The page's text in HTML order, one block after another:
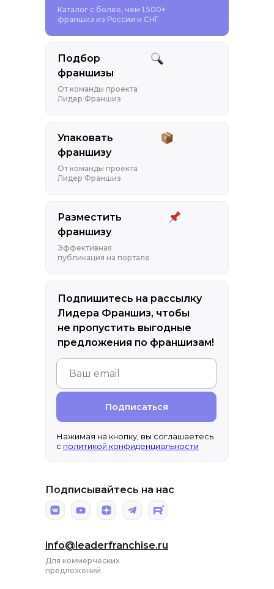
Каталог с более, чем 1.500+
франшиз из России и СНГ
Подбор
франшизы
От команды проекта
Лидер Франшиз
Разместить
франшизу
Подпишитесь на рассылку
Лидера Франшиз, чтобы
не пропустить выгодные
предложения по франшизам!
Эффективная
публикация на портале
Упаковать
франшизу
От команды проекта
Лидер Франшиз
Подписывайтесь на нас
info@leaderfranchise.ru
Для коммерческих
предложений
Подписаться
Нажимая на кнопку, вы соглашаетесь
с политикой конфиденциальности